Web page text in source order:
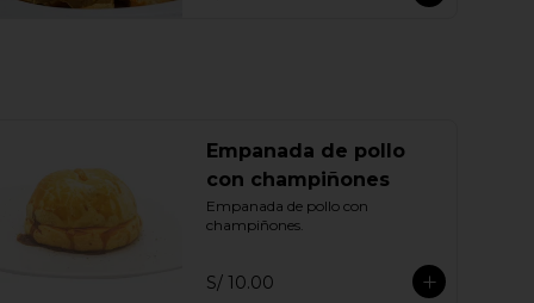
Empanada de pollo
con champiñones
Empanada de pollo con
champiñones.
S/ 10.00